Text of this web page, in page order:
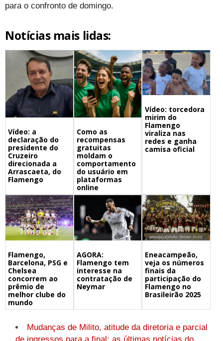
para o confronto de domingo.
Notícias mais lidas:
Vídeo: a
declaração do
presidente do
Cruzeiro
direcionada a
Arrascaeta, do
Flamengo
Como as
recompensas
gratuitas
moldam o
comportamento
do usuário em
plataformas
online
Vídeo: torcedora
mirim do
Flamengo
viraliza nas
redes e ganha
camisa oficial
Flamengo,
Barcelona, PSG e
Chelsea
concorrem ao
prêmio de
melhor clube do
mundo
AGORA:
Flamengo tem
interesse na
contratação de
Neymar
Eneacampeão,
veja os números
finais da
participação do
Flamengo no
Brasileirão 2025
Mudanças de Milito, atitude da diretoria e parcial
de ingressos para a final: as últimas notícias do